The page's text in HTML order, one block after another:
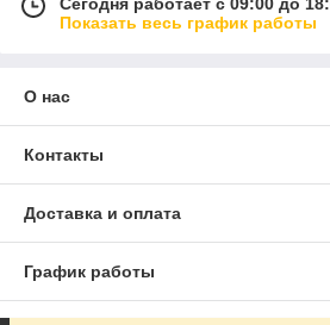
Показать весь график работы
О нас
Контакты
Доставка и оплата
График работы